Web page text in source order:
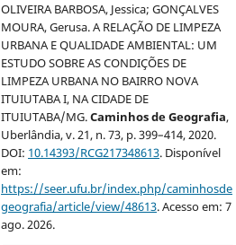
OLIVEIRA BARBOSA, Jessica; GONÇALVES
MOURA, Gerusa. A RELAÇÃO DE LIMPEZA
URBANA E QUALIDADE AMBIENTAL: UM
ESTUDO SOBRE AS CONDIÇÕES DE
LIMPEZA URBANA NO BAIRRO NOVA
ITUIUTABA I, NA CIDADE DE
ITUIUTABA/MG.Caminhos de Geografia,
Uberlândia, v. 21, n. 73, p. 399–414, 2020.
DOI: 10.14393/RCG217348613. Disponível
em:
https://seer.ufu.br/index.php/caminhosde
geografia/article/view/48613. Acesso em: 7
ago. 2026.